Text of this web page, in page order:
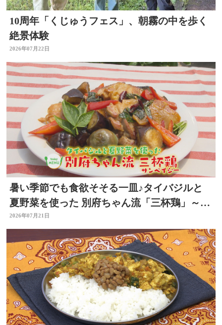
10周年「くじゅうフェス」、朝霧の中を歩く
絶景体験
2026年07月22日
暑い季節でも食欲そそる一皿♪タイバジルと
夏野菜を使った 別府ちゃん流「三杯鶏」～開
店！キッチン別府ちゃん～
2026年07月21日